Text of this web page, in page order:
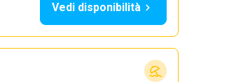
Vedi disponibilità